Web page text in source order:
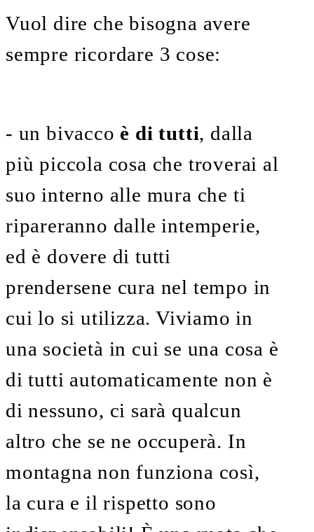
Vuol dire che bisogna avere
sempre ricordare 3 cose:
- un bivacco è di tutti, dalla
più piccola cosa che troverai al
suo interno alle mura che ti
ripareranno dalle intemperie,
ed è dovere di tutti
prendersene cura nel tempo in
cui lo si utilizza. Viviamo in
una società in cui se una cosa è
di tutti automaticamente non è
di nessuno, ci sarà qualcun
altro che se ne occuperà. In
montagna non funziona così,
la cura e il rispetto sono